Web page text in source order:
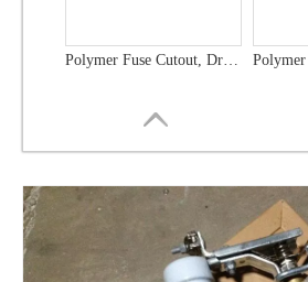
Polymer Fuse Cutout, Drop out Fuses 36 Kv 300A